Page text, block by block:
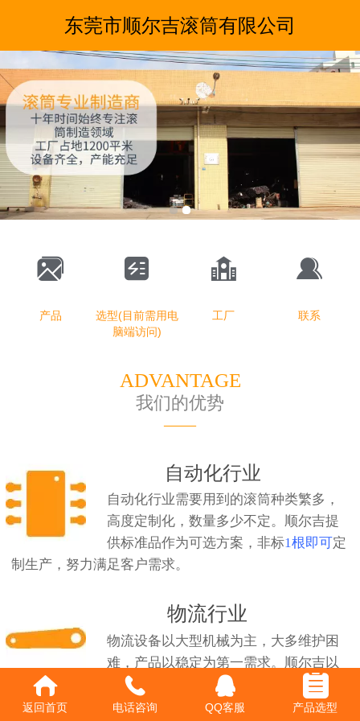
东莞市顺尔吉滚筒有限公司
产品
选型(目前需用电
脑端访问)
工厂 联系
ADVANTAGE
我们的优势
——
自动化行业
自动化行业需要用到的滚筒种类繁多，
高度定制化，数量多少不定。顺尔吉提
供标准品作为可选方案，非标1根即可定
制生产，努力满足客户需求。
物流行业
物流设备以大型机械为主，大多维护困
难，产品以稳定为第一需求。顺尔吉以
多年行业经验，严格把控质量，致力生
产精密可靠的产品。
返回首页 电话咨询 QQ客服 产品选型